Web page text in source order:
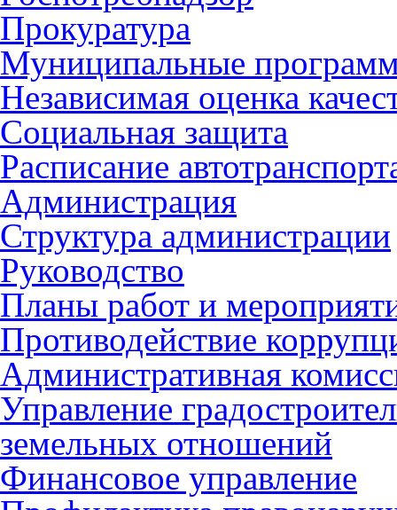
Прокуратура
Муниципальные
Независимая оценка
Социальная защита
Расписание
Администрация
Структура администрации
Руководство
Планы работ и
Противодействие
Административная
Управление
земельных отношений
Финансовое управление